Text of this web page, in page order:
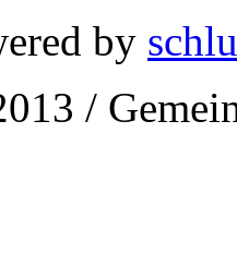
by
/